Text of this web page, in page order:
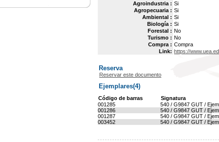
Agroindustria : Si
Agropecuaria : Si
Ambiental : Si
Biología : Si
Forestal : No
Turismo : No
Compra : Compra
Link: https://
Reserva
Reservar este documento
Ejemplares(4)
Código de barras
Signatura
001285
540 / G9847 GUT /
001286
540 / G9847 GUT /
001287
540 / G9847 GUT /
003452
540 / G9847 GUT /